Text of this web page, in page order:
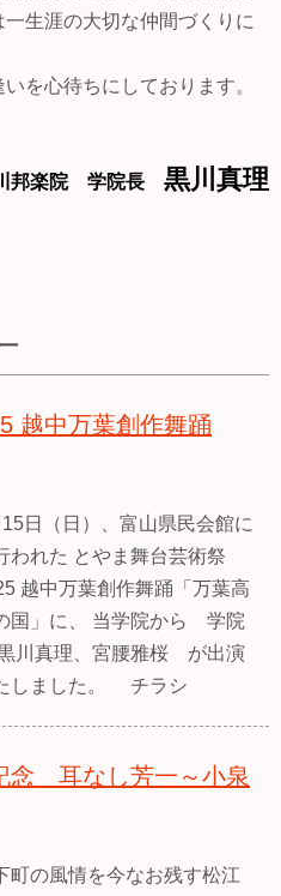
生涯の大切な仲間づくりに
を心待ちにしております。
邦楽院 学院長 黒川真理
越中万葉創作舞踊
日（日）、富山県民会館に
われた とやま舞台芸術祭
越中万葉創作舞踊「万葉高
国」に、 当学院から 学院
川真理、宮腰雅桜 が出演
しました。 チラシ
念 耳なし芳一～小泉
町の風情を今なお残す松江